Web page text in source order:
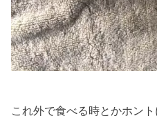
これ外で食べる時とかホント